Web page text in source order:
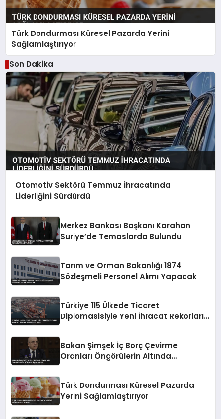
Türk Dondurması Küresel Pazarda Yerini
Sağlamlaştırıyor
Son Dakika
Otomotiv Sektörü Temmuz İhracatında
Liderliğini Sürdürdü
Merkez Bankası Başkanı Karahan
Suriye’de Temaslarda Bulundu
Tarım ve Orman Bakanlığı 1874
Sözleşmeli Personel Alımı Yapacak
Türkiye 115 Ülkede Ticaret
Diplomasisiyle Yeni İhracat Rekorları
Bakan Şimşek İç Borç Çevirme
Oranları Öngörülerin Altında
Türk Dondurması Küresel Pazarda
Yerini Sağlamlaştırıyor